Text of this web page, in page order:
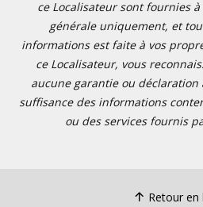
ce Localisateur sont fournies
générale uniquement, et
informations est faite à vos
ce Localisateur, vous
aucune garantie ou déclaration
suffisance des informations
ou des services fournis
Retour en